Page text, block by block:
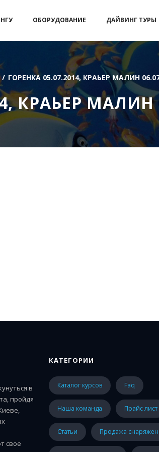
ОБОРУДОВАНИЕ ДАЙВИНГ ТУРЫ
/ ГОРЕНКА 05.07.2014, КРАЬЕР МАЛИН
КРАЬЕР МАЛИН
в
пройдя
свое
КАТЕГОРИИ
каталог курсов faq
наша команда прайс лист
статьи Продажа